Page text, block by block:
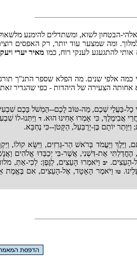
הבטחון לשוא, ומשתדלים להימנע
ומה שמצער עוד יותר, רק האפסים
אותי להתגעגע לענקי רוח, כמו מאיר יערי ו
כמה אלפי שנים. מה הפלא שספר התנ''ך
הצעירה של היהדות - כפי שהגדיר זאת
כָל-בַּעֲלֵי שְׁכֶם, מַה-טּוֹב לָכֶם--הַמְשֹׁל בָּכֶם
אֲבִימֶלֶךְ, כִּי אָמְרוּ אָחִינוּ הוּא.ד וַיִּתְּנוּ-לוֹ
יוֹתָם בֶּן-יְרֻבַּעַל, הַקָּטֹן--כִּי נֶחְבָּא.
וַיֵּלֶךְ וַיַּעֲמֹד בְּרֹאשׁ הַר-גְּרִזִים, וַיִּשָּׂא
אֶת-דִּשְׁנִי, אֲשֶׁר-בִּי יְכַבְּדוּ אֱלֹהִים
הָעֵצִים.יב וַיֹּאמְרוּ הָעֵצִים, לַגָּפֶן: לְכִי-אַתְּ,
טו וַיֹּאמֶר הָאָטָד, אֶל-הָעֵצִים, אִם בֶּאֱמֶת